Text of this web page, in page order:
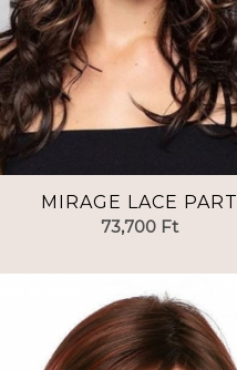
MIRAGE LACE PART
73,700 Ft